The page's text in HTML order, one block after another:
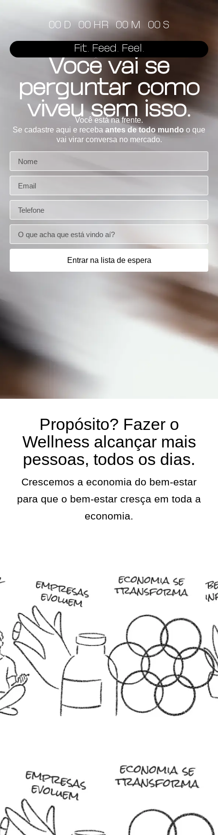
00 D 00 HR 00 M 00 S
Fit. Feed. Feel.
Você vai se
perguntar como
viveu sem isso.
Você está na frente.
Se cadastre aqui e receba antes de todo mundo o que
vai virar conversa no mercado.
Entrar na lista de espera
Propósito? Fazer o
Wellness alcançar mais
pessoas, todos os dias.
Crescemos a economia do bem-estar
para que o bem-estar cresça em toda a
economia.